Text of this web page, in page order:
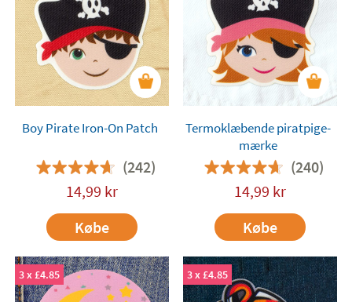
Boy Pirate Iron-On Patch
(242)
14,99 kr
Købe
Termoklæbende piratpige-
mærke
(240)
14,99 kr
Købe
3 x £4.85 3 x £4.85